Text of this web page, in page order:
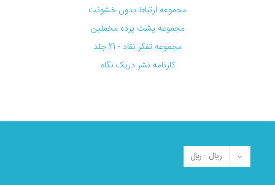
مجموعه ارتباط بدون خشونت
مجموعه پشت پرده مخملین
مجموعه تفکر نقاد - 21 جلد
کارنامه نشر دریک نگاه